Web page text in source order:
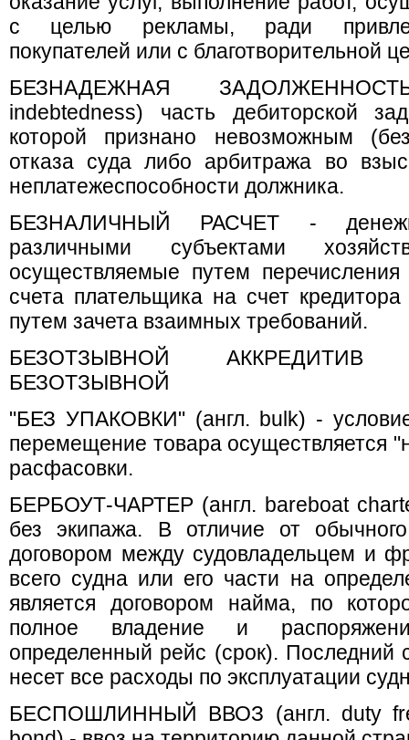
с целью рекламы, ради
покупателей или с благотворительной
БЕЗНАДЕЖНАЯ
indebtedness) часть дебиторской
которой признано невозможным
отказа суда либо арбитража во
неплатежеспособности должника.
БЕЗНАЛИЧНЫЙ РАСЧЕТ -
различными субъектами
осуществляемые путем
счета плательщика на счет
путем зачета взаимных требований.
БЕЗОТЗЫВНОЙ АККРЕДИТИВ
БЕЗОТЗЫВНОЙ
"БЕЗ УПАКОВКИ" (англ. bulk) -
перемещение товара осуществляется
расфасовки.
БЕРБОУТ-ЧАРТЕР (англ. bareboat
без экипажа. В отличие от
договором между судовладельцем и
всего судна или его части на
является договором найма, по
полное владение и
определенный рейс (срок). Последний
несет все расходы по эксплуатации
БЕСПОШЛИННЫЙ ВВОЗ (англ. duty